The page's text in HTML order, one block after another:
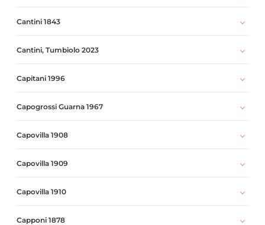
Cantini 1843
Cantini, Tumbiolo 2023
Capitani 1996
Capogrossi Guarna 1967
Capovilla 1908
Capovilla 1909
Capovilla 1910
Capponi 1878